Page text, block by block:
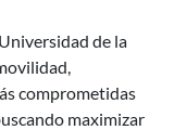
de la
comprometidas
maximizar